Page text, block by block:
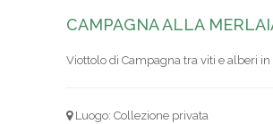
CAMPAGNA ALLA
Viottolo di Campagna tra viti e alberi in
Luogo: Collezione privata